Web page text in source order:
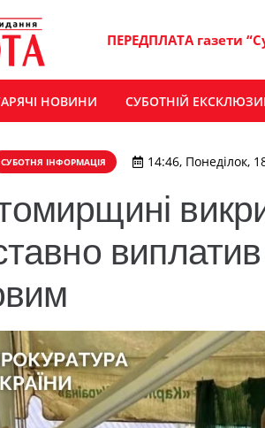
ПЕРЕДПЛАТА газети
НОВИНИ СУБОТНІЙ
СУБОТНЯ ІНФОРМАЦІЯ 14:46, Понеділок,